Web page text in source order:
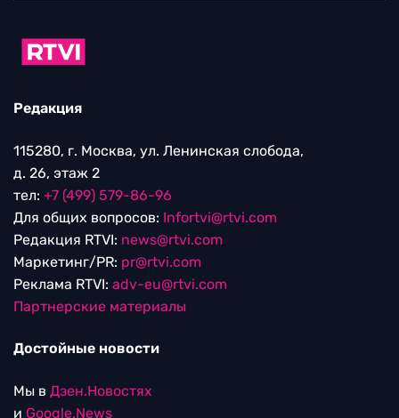
Редакция
115280, г. Москва, ул. Ленинская слобода,
д. 26, этаж 2
тел: +7 (499) 579-86-96
Для общих вопросов: Infortvi@rtvi.com
Редакция RTVI: news@rtvi.com
Маркетинг/PR: pr@rtvi.com
Реклама RTVI: adv-eu@rtvi.com
Партнерские материалы
Достойные новости
Мы в Дзен.Новостях
и Google.News